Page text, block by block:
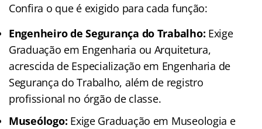
Confira o que é exigido para cada função:
Engenheiro de Segurança do Trabalho: Exige
Graduação em Engenharia ou Arquitetura,
acrescida de Especialização em Engenharia de
Segurança do Trabalho, além de registro
profissional no órgão de classe.
Museólogo: Exige Graduação em Museologia e